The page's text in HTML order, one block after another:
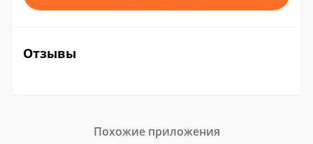
Отзывы
Похожие приложения